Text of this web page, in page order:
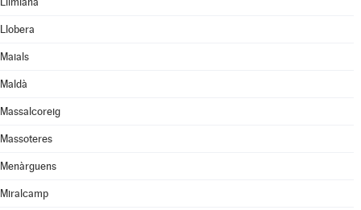
Llobera
Maials
Maldà
Massalcoreig
Massoteres
Menàrguens
Miralcamp